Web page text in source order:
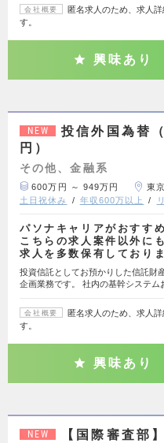
会社概要
匿名求人のため、求人
す。
興味あり
NEW
投信外国為替
円）
その他、金融系
600万円 ～ 949万円 東
土日祝休み
年収600万以上
パソナキャリアがおすす
こちらの求人案件以外に
求人を多数保有しており
投資信託としてお預かりした信託財
企画業務です。 社内の基幹システム
会社概要
匿名求人のため、求人
す。
興味あり
NEW
【国際審査部